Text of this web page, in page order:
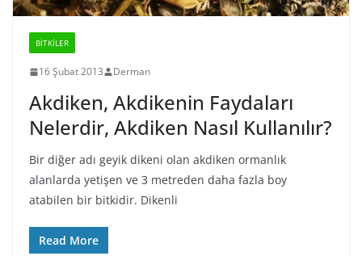
BİTKİLER
16 Şubat 2013 Derman
Akdiken, Akdikenin Faydaları
Nelerdir, Akdiken Nasıl Kullanılır?
Bir diğer adı geyik dikeni olan akdiken ormanlık
alanlarda yetişen ve 3 metreden daha fazla boy
atabilen bir bitkidir. Dikenli
Read More